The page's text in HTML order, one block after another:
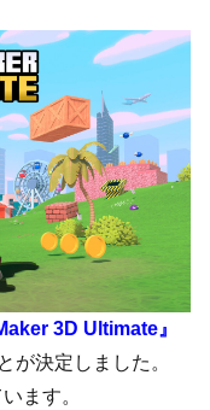
3D Ultimate』
が決定しました。
ます。